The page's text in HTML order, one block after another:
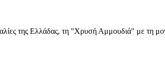
της Ελλάδας, τη "Χρυσή Αμμουδιά" με τη